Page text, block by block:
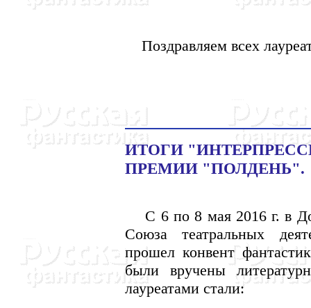
Поздравляем всех
ИТОГИ
ПРЕМИИ "ПОЛДЕНЬ".
С 6 по 8 мая 2016 г. в
Союза театральных
прошел конвент
были вручены
лауреатами стали: